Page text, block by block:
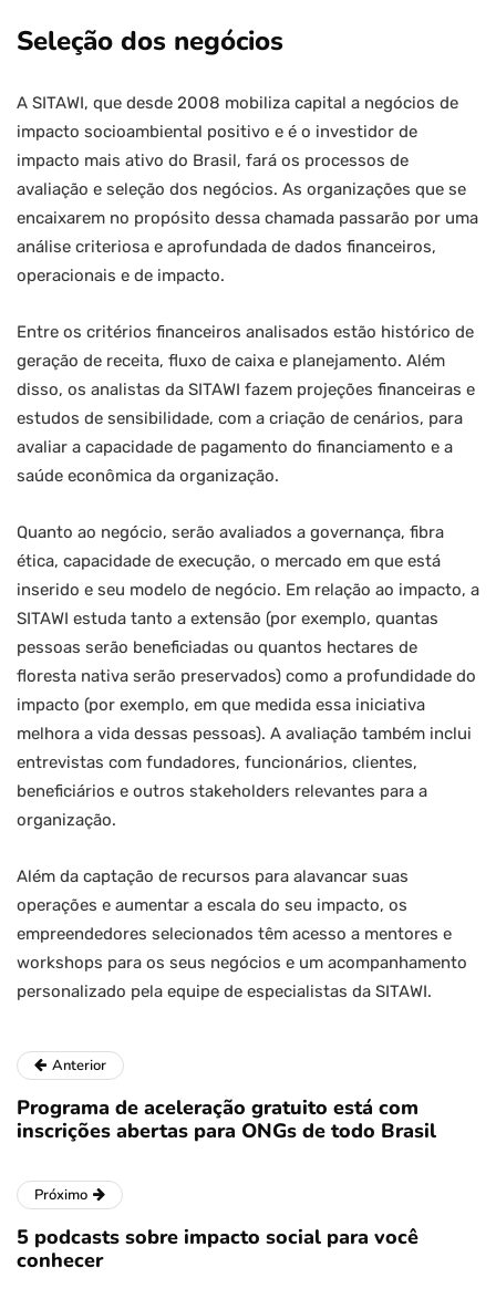
Seleção dos negócios
A SITAWI, que desde 2008 mobiliza capital a negócios de
impacto socioambiental positivo e é o investidor de
impacto mais ativo do Brasil, fará os processos de
avaliação e seleção dos negócios. As organizações que se
encaixarem no propósito dessa chamada passarão por uma
análise criteriosa e aprofundada de dados financeiros,
operacionais e de impacto.
Entre os critérios financeiros analisados estão histórico de
geração de receita, fluxo de caixa e planejamento. Além
disso, os analistas da SITAWI fazem projeções financeiras e
estudos de sensibilidade, com a criação de cenários, para
avaliar a capacidade de pagamento do financiamento e a
saúde econômica da organização.
Quanto ao negócio, serão avaliados a governança, fibra
ética, capacidade de execução, o mercado em que está
inserido e seu modelo de negócio. Em relação ao impacto, a
SITAWI estuda tanto a extensão (por exemplo, quantas
pessoas serão beneficiadas ou quantos hectares de
floresta nativa serão preservados) como a profundidade do
impacto (por exemplo, em que medida essa iniciativa
melhora a vida dessas pessoas). A avaliação também inclui
entrevistas com fundadores, funcionários, clientes,
beneficiários e outros stakeholders relevantes para a
organização.
Além da captação de recursos para alavancar suas
operações e aumentar a escala do seu impacto, os
empreendedores selecionados têm acesso a mentores e
workshops para os seus negócios e um acompanhamento
personalizado pela equipe de especialistas da SITAWI.
Anterior
Programa de aceleração gratuito está com
inscrições abertas para ONGs de todo Brasil
Próximo
5 podcasts sobre impacto social para você
conhecer